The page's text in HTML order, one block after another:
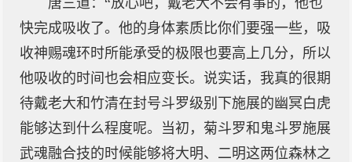
唐三道：“放心吧，戴老大不会有事的，他也
快完成吸收了。他的身体素质比你们要强一些，吸
收神赐魂环时所能承受的极限也要高上几分，所以
他吸收的时间也会相应变长。说实话，我真的很期
待戴老大和竹清在封号斗罗级别下施展的幽冥白虎
能够达到什么程度呢。当初，菊斗罗和鬼斗罗施展
武魂融合技的时候能够将大明、二明这两位森林之